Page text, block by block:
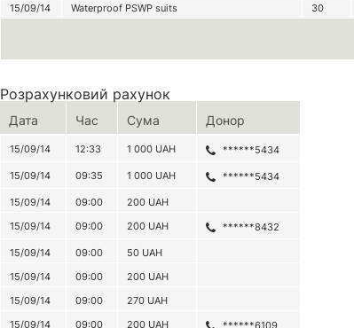
15/09/14
Waterproof PSWP suits 30
Розрахунковий рахунок
Дата Час Сума Донор
15/09/14 12:33 1 000 UAH ******5434
15/09/14 09:35 1 000 UAH ******5434
15/09/14 09:00 200 UAH
15/09/14
09:00 200 UAH ******8432
15/09/14 09:00 50 UAH
15/09/14
09:00 200 UAH
15/09/14
09:00 270 UAH
15/09/14
09:00 200 UAH ******6109